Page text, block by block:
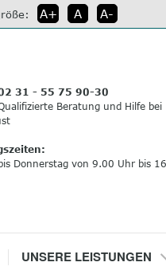
A+ A A-
31 - 55 75 90-30
Beratung und Hilfe bei
Donnerstag von 9.00 Uhr bis
4
UNSERE LEISTUNGEN